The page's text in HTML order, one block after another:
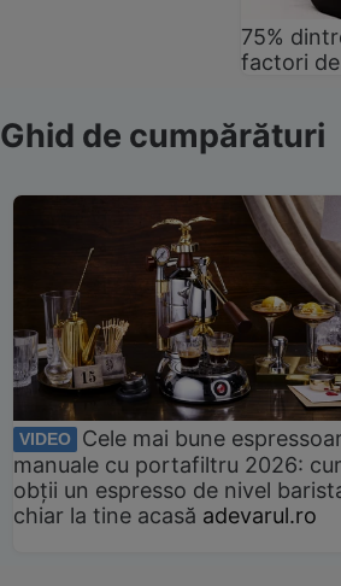
75%
factori
Ghid de cumpărături
VIDEO
Cele mai bune
manuale cu portafiltru 2026:
obții un espresso de nivel
chiar la tine acasă adevarul.ro